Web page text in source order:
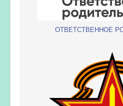
ОТВЕТСТВЕННОЕ